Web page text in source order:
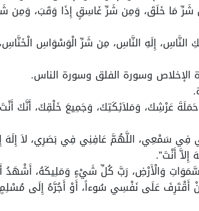
شَرِّ مَا خَلَقَ، وَمِن شَرِّ غَاسِقٍ إِذَا وَقَبَ، وَمِن
النَّاسِ، إِلَهِ النَّاسِ، مِن شَرِّ الْوَسْوَاسِ
الإخلاص وسورة الفلق وسورة الناس.
عَرْشِكَ، وَمَلاَئِكَتِكَ، وَجَمِيعَ خَلْقِكَ، أَنَّكَ أَنْتَ
سَمْعِي، اللَّهُمَّ عَافِنِي فِي بَصَرِي، لاَ إِلَهَ
إِلاَّ أَنْتَ”.
وَالْأَرْضِ، رَبَّ كُلِّ شَيْءٍ وَمَلِيكَهُ، أَشْهَدُ
عَلَى نَفْسِي سُوءاً، أَوْ أَجُرَّهُ إِلَى